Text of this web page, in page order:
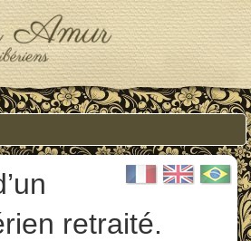
retraité.